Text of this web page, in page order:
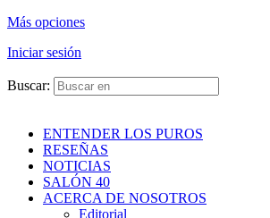
Más opciones
Iniciar sesión
Buscar:
ENTENDER LOS PUROS
RESEÑAS
NOTICIAS
SALÓN 40
ACERCA DE NOSOTROS
Editorial